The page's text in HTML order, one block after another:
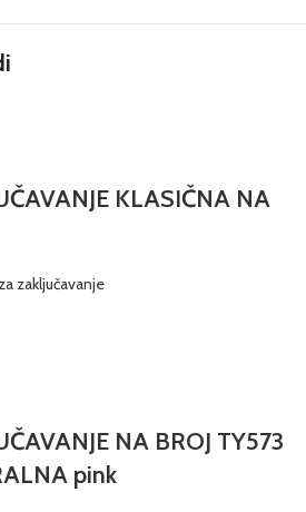
KLASIČNA NA
zaključavanje
NA BROJ TY573
pink